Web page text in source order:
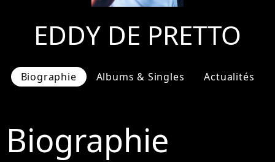
EDDY DE PRETTO
Biographie Albums & Singles Actualités
Biographie